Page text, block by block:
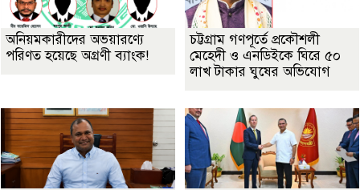
অনিয়মকারীদের অভয়ারণ্যে
পরিণত হয়েছে অগ্রণী ব্যাংক!
চট্টগ্রাম গণপূর্তে প্রকৌশলী
মেহেদী ও এনডিইকে ঘিরে ৫০
লাখ টাকার ঘুষের অভিযোগ